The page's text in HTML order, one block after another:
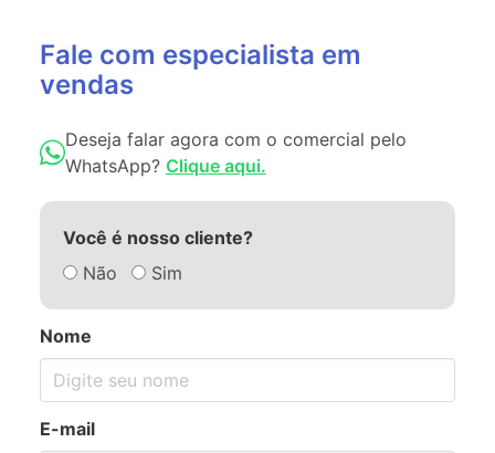
Fale com especialista em
vendas
Deseja falar agora com o comercial pelo
WhatsApp? Clique aqui.
Você é nosso cliente?
Não
Sim
Nome
E-mail